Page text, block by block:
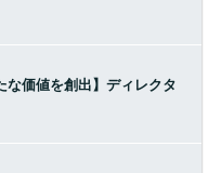
な価値を創出】ディレクタ